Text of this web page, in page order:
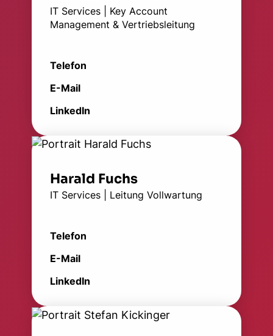
IT Services | Key Account
Management & Vertriebsleitung
Telefon
E-Mail
LinkedIn
Harald Fuchs
IT Services | Leitung Vollwartung
Telefon
E-Mail
LinkedIn